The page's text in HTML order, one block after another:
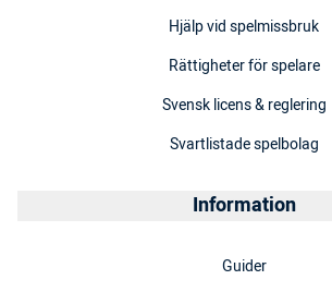
Hjälp vid spelmissbruk
Rättigheter för spelare
Svensk licens & reglering
Svartlistade spelbolag
Information
Guider